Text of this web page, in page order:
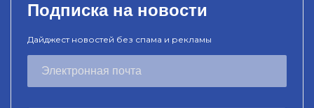
Подписка на новости
Дайджест новостей без спама и рекламы